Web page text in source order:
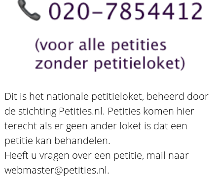
Dit is het nationale petitieloket, beheerd door
de stichting Petities.nl. Petities komen hier
terecht als er geen ander loket is dat een
petitie kan behandelen.
Heeft u vragen over een petitie, mail naar
webmaster@petities.nl.